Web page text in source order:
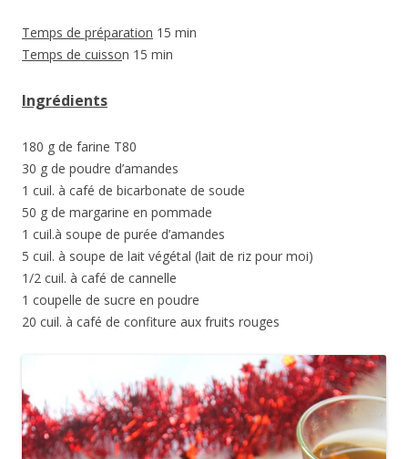
Temps de préparation 15 min
Temps de cuisson 15 min
Ingrédients
180 g de farine T80
30 g de poudre d’amandes
1 cuil. à café de bicarbonate de soude
50 g de margarine en pommade
1 cuil.à soupe de purée d’amandes
5 cuil. à soupe de lait végétal (lait de riz pour moi)
1/2 cuil. à café de cannelle
1 coupelle de sucre en poudre
20 cuil. à café de confiture aux fruits rouges